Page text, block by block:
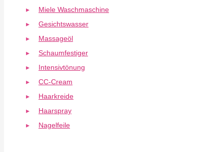
Miele Waschmaschine
Gesichtswasser
Massageöl
Schaumfestiger
Intensivtönung
CC-Cream
Haarkreide
Haarspray
Nagelfeile